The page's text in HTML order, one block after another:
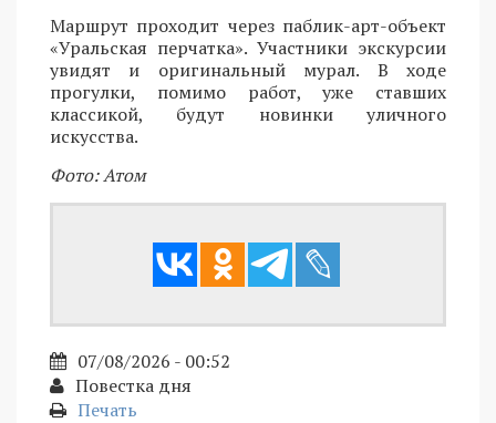
Маршрут проходит через паблик-арт-объект
«Уральская перчатка». Участники экскурсии
увидят и оригинальный мурал. В ходе
прогулки, помимо работ, уже ставших
классикой, будут новинки уличного
искусства.
Фото: Атом
07/08/2026 - 00:52
Повестка дня
Печать